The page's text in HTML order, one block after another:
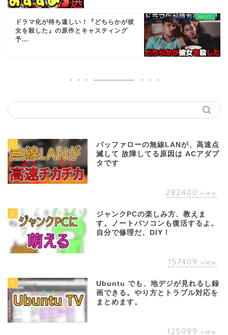
ドラマ化が待ち遠しい！『どちらかが彼
女を殺した』の原作とキャスティング
予...
1
バッファローの無線LANが、高速点
滅して 故障してる原因は ACアダプ
タです
282400 view
2
ジャンクPCの楽しみ方、教えま
す。ノートパソコンも復活するよ。
自分で修理だ、DIY！
157409 view
3
Ubuntu でも、地デジが見れるし録
画できる。やり方とトラブル対応を
まとめます。
125099 view